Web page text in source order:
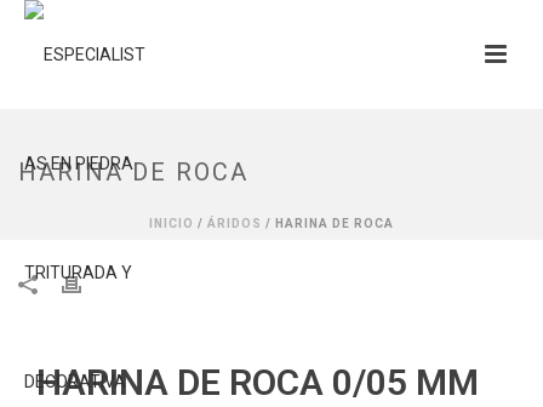
HARINA DE ROCA
INICIO / ÁRIDOS / HARINA DE ROCA
HARINA DE ROCA 0/05 MM